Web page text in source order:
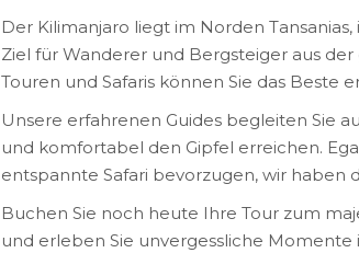
Der Kilimanjaro liegt im Norden
Ziel für Wanderer und Bergsteiger aus
Touren und Safaris können Sie das Beste
Unsere erfahrenen Guides begleiten Sie
und komfortabel den Gipfel erreichen.
entspannte Safari bevorzugen, wir haben
Buchen Sie noch heute Ihre Tour zum
und erleben Sie unvergessliche